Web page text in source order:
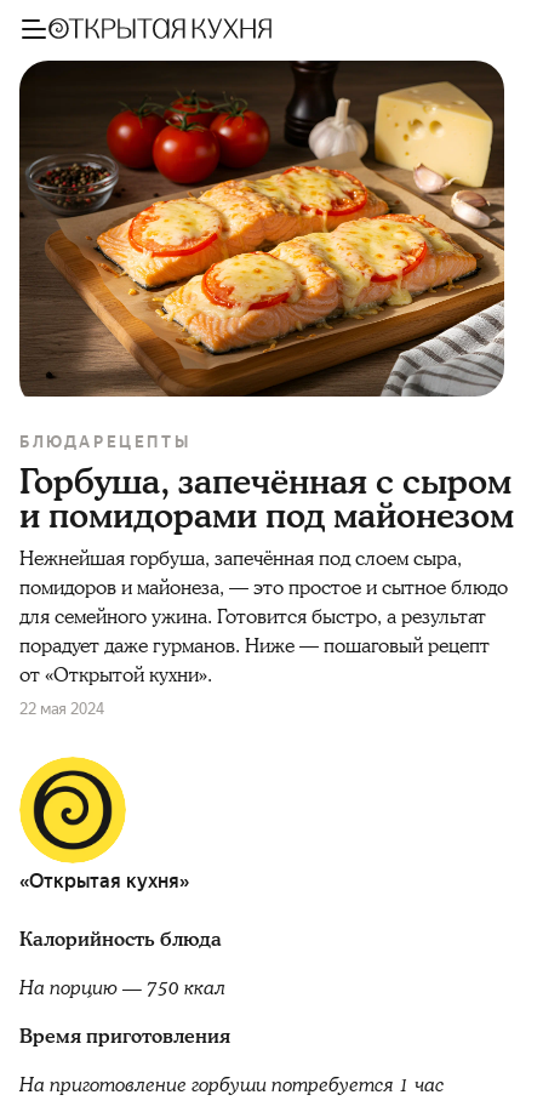
БЛЮДА РЕЦЕПТЫ
Горбуша, запечённая с сыром
и помидорами под майонезом
Нежнейшая горбуша, запечённая под слоем сыра,
помидоров и майонеза, — это простое и сытное блюдо
для семейного ужина. Готовится быстро, а результат
порадует даже гурманов. Ниже — пошаговый рецепт
от «Открытой кухни».
22 мая 2024
«Открытая кухня»
Калорийность блюда
На порцию — 750 ккал
Время приготовления
На приготовление горбуши потребуется 1 час